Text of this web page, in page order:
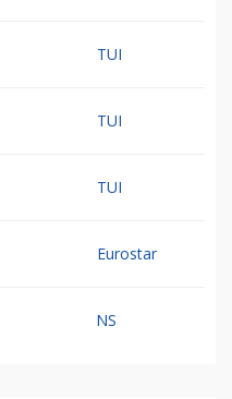
TUI
TUI
TUI
Eurostar
NS